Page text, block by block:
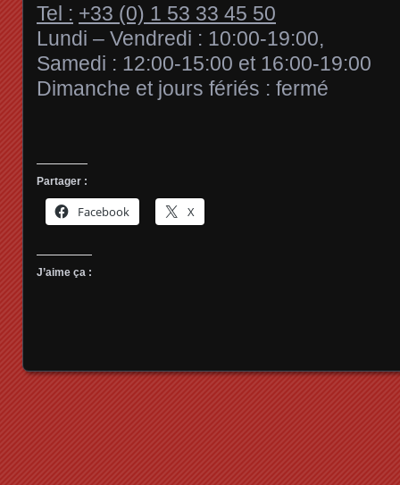
Tel : +33 (0) 1 53 33 45 50
Lundi – Vendredi : 10:00-19:00,
Samedi : 12:00-15:00 et 16:00-19:00
Dimanche et jours fériés : fermé
Partager :
Facebook X
J’aime ça :